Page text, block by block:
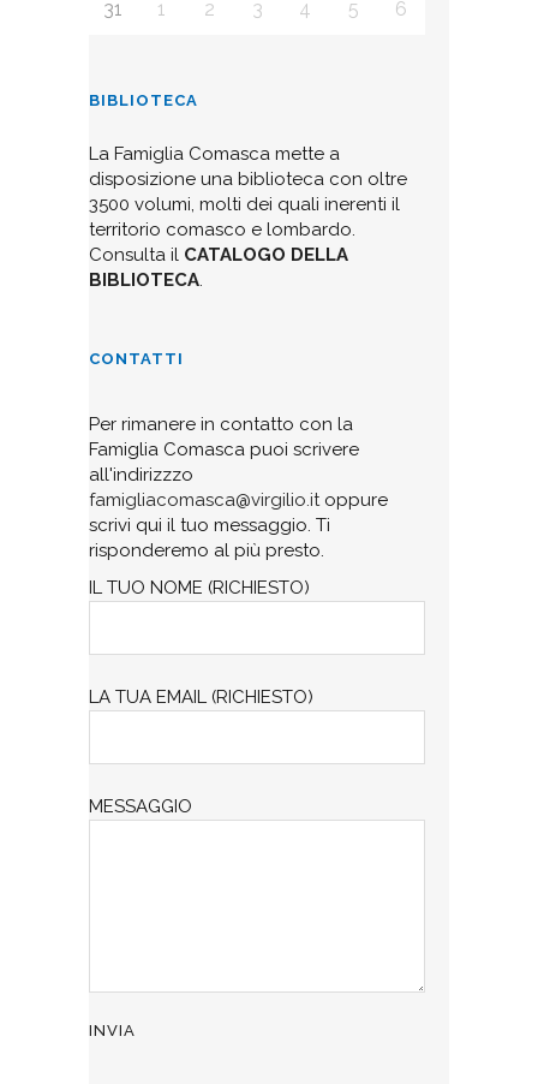
31 1 2 3 4 5 6
BIBLIOTECA
La Famiglia Comasca mette a
disposizione una biblioteca con oltre
3500 volumi, molti dei quali inerenti il
territorio comasco e lombardo.
Consulta il CATALOGO DELLA
BIBLIOTECA.
CONTATTI
Per rimanere in contatto con la
Famiglia Comasca puoi scrivere
all'indirizzzo
famigliacomasca@virgilio.itoppure
scrivi qui il tuo messaggio. Ti
risponderemo al più presto.
IL TUO NOME (RICHIESTO)
LA TUA EMAIL (RICHIESTO)
MESSAGGIO